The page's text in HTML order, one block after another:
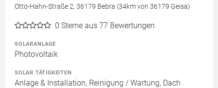
Otto-Hahn-Straße 2, 36179 Bebra (34km von 36179 Geisa)
0 Sterne aus 77 Bewertungen
SOLARANLAGE
Photovoltaik
SOLAR TÄTIGKEITEN
Anlage & Installation, Reinigung / Wartung, Dach